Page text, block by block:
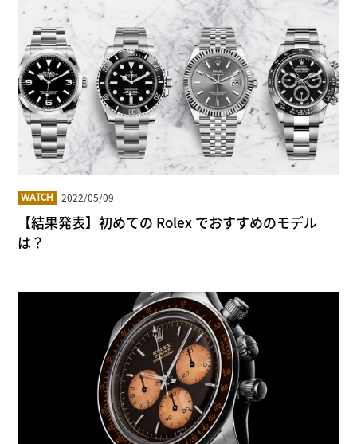
WATCH 2022/05/09
【結果発表】初めての Rolex でおすすめのモデル
は？